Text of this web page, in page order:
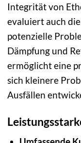
Integrität von
evaluiert auch
potenzielle
Dämpfung und
ermöglicht eine
sich kleinere
Ausfällen